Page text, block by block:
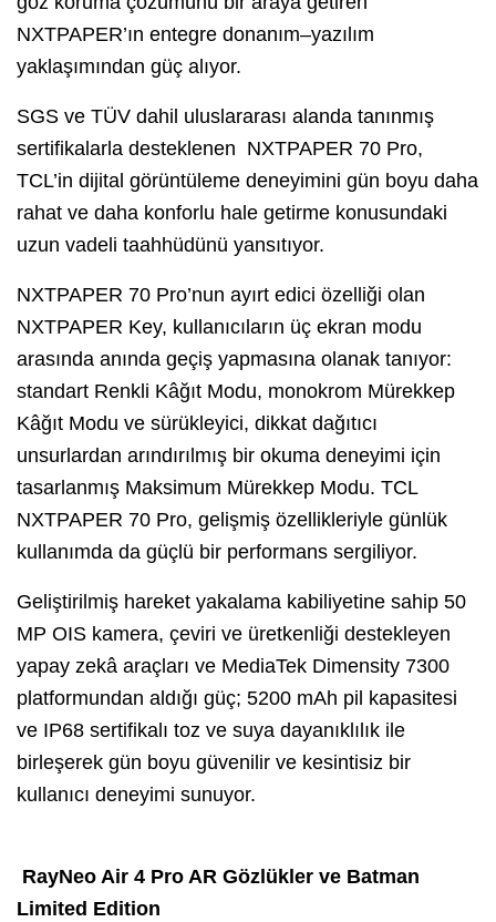
NXTPAPER’ın entegre donanım–yazılım
yaklaşımından güç alıyor.
SGS ve TÜV dahil uluslararası alanda tanınmış
sertifikalarla desteklenen NXTPAPER 70 Pro,
TCL’in dijital görüntüleme deneyimini gün boyu daha
rahat ve daha konforlu hale getirme konusundaki
uzun vadeli taahhüdünü yansıtıyor.
NXTPAPER 70 Pro’nun ayırt edici özelliği olan
NXTPAPER Key, kullanıcıların üç ekran modu
arasında anında geçiş yapmasına olanak tanıyor:
standart Renkli Kâğıt Modu, monokrom Mürekkep
Kâğıt Modu ve sürükleyici, dikkat dağıtıcı
unsurlardan arındırılmış bir okuma deneyimi için
tasarlanmış Maksimum Mürekkep Modu. TCL
NXTPAPER 70 Pro, gelişmiş özellikleriyle günlük
kullanımda da güçlü bir performans sergiliyor.
Geliştirilmiş hareket yakalama kabiliyetine sahip 50
MP OIS kamera, çeviri ve üretkenliği destekleyen
yapay zekâ araçları ve MediaTek Dimensity 7300
platformundan aldığı güç; 5200 mAh pil kapasitesi
ve IP68 sertifikalı toz ve suya dayanıklılık ile
birleşerek gün boyu güvenilir ve kesintisiz bir
kullanıcı deneyimi sunuyor.
RayNeo Air 4 Pro AR Gözlükler ve Batman
Limited Edition